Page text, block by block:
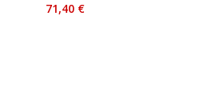
71,40 €